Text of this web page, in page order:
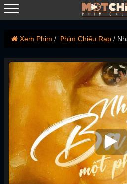
Xem Phim Phim Chiếu Rạp